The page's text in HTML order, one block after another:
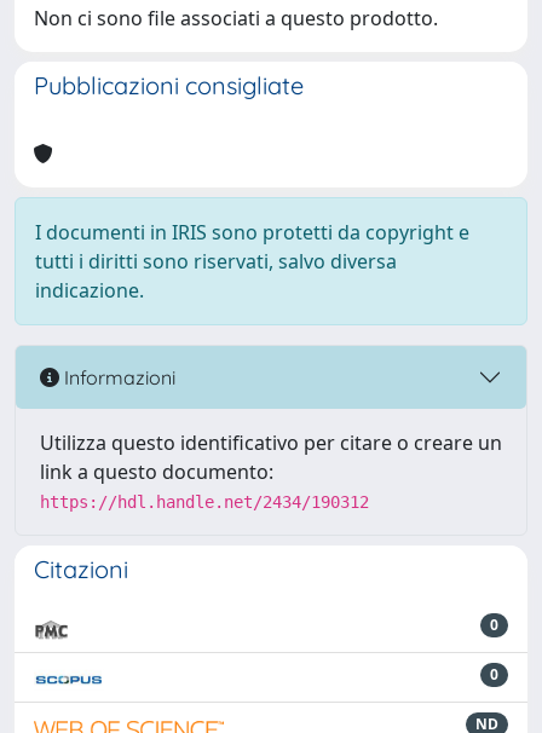
Non ci sono file associati a questo prodotto.
Pubblicazioni consigliate
I documenti in IRIS sono protetti da copyright e
tutti i diritti sono riservati, salvo diversa
indicazione.
Informazioni
Utilizza questo identificativo per citare o creare un
link a questo documento:
https://hdl.handle.net/2434/190312
Citazioni
0
0
ND